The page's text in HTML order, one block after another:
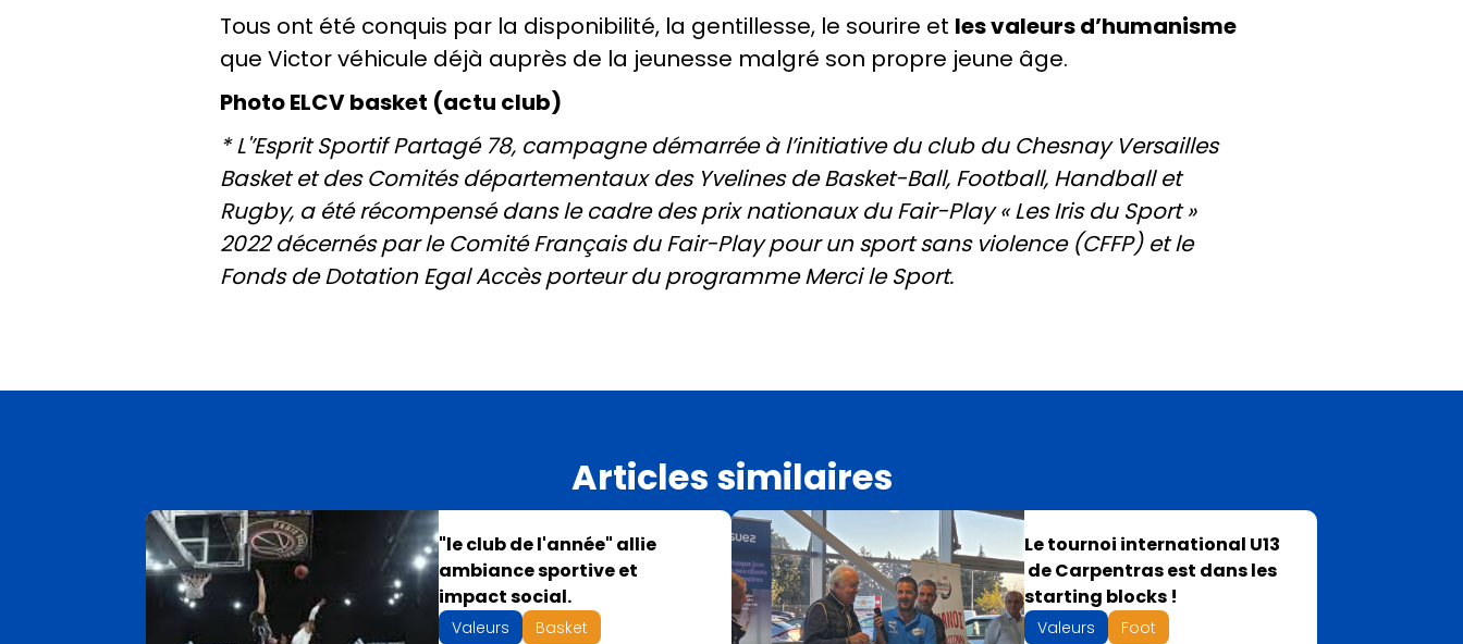
Tous ont été conquis par la disponibilité, la gentillesse, le sourire et les valeurs d’humanisme
que Victor véhicule déjà auprès de la jeunesse malgré son propre jeune âge.
Photo ELCV basket (actu club)
* L'’Esprit Sportif Partagé 78, campagne démarrée à l’initiative du club du Chesnay Versailles
Basket et des Comités départementaux des Yvelines de Basket-Ball, Football, Handball et
Rugby, a été récompensé dans le cadre des prix nationaux du Fair-Play « Les Iris du Sport »
2022 décernés par le Comité Français du Fair-Play pour un sport sans violence (CFFP) et le
Fonds de Dotation Egal Accès porteur du programme Merci le Sport.
Articles similaires
"le club de l'année" allie
ambiance sportive et
impact social.
Valeurs
Basket
Le tournoi international U13
de Carpentras est dans les
starting blocks !
Valeurs
Foot